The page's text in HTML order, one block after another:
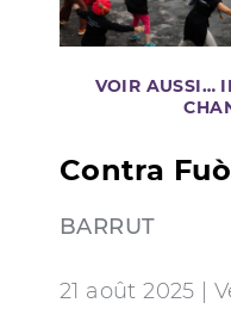
VOIR AUSSI…
Contra
BARRUT
21 août 2025 |